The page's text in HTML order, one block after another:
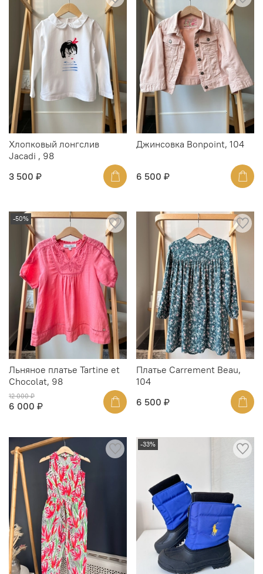
Хлопковый лонгслив
Jacadi , 98
3 500 ₽
Джинсовка Bonpoint, 104
6 500 ₽
-50%
Льняное платье Tartine et
Chocolat, 98
12 000 ₽
6 000 ₽
Платье Carrement Beau,
104
6 500 ₽
-33%